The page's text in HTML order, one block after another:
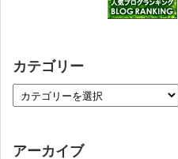
カテゴリー
アーカイブ